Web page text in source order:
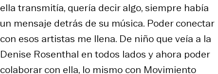
ella transmitía, quería decir algo, siempre había
un mensaje detrás de su música. Poder conectar
con esos artistas me llena. De niño que veía a la
Denise Rosenthal en todos lados y ahora poder
colaborar con ella, lo mismo con Movimiento